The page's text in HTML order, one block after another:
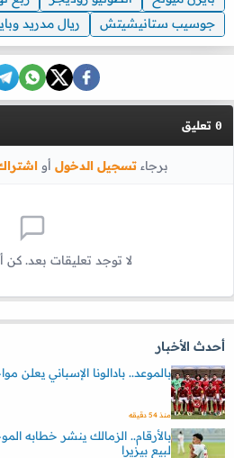
جوسيب ستانيشيتش
ريال مدريد
0 تعليق
برجاءتسجيل الدخول أو
لا توجد تعليقات بعد.
أحدث الأخبار
بالموعد.. بادالونا الإسباني يعلن
منذ 54 دقيقه
بالأرقام.. الزمالك ينشر خطابه
لبيع بيزيرا